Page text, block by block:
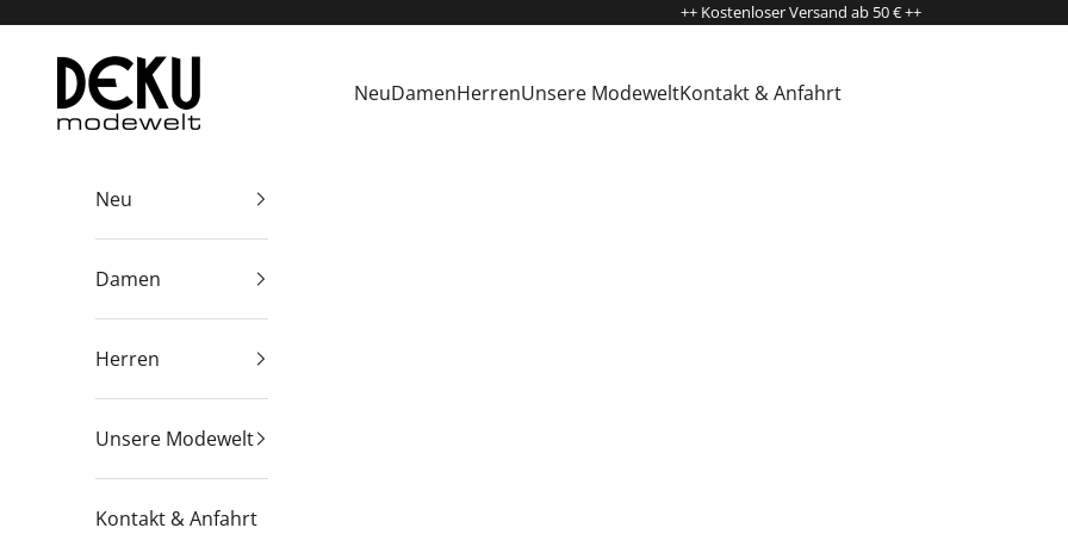
++ Kostenloser Versand ab 50 € ++
Deku Modewelt
NeuDamenHerrenUnsere ModeweltKontakt & Anfahrt
Neu
Damen
Herren
Unsere Modewelt
Kontakt & Anfahrt